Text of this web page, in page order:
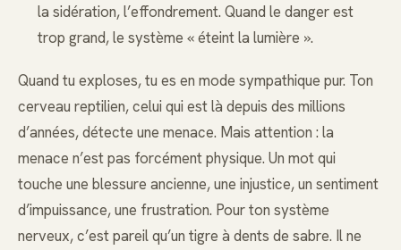
la sidération, l’effondrement. Quand le danger est
trop grand, le système « éteint la lumière ».
Quand tu exploses, tu es en mode sympathique pur. Ton
cerveau reptilien, celui qui est là depuis des millions
d’années, détecte une menace. Mais attention : la
menace n’est pas forcément physique. Un mot qui
touche une blessure ancienne, une injustice, un sentiment
d’impuissance, une frustration. Pour ton système
nerveux, c’est pareil qu’un tigre à dents de sabre. Il ne